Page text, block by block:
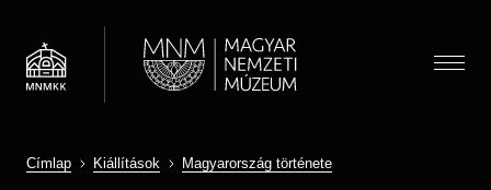
tartalomra
Menü
Látogatóknak
Címlap Kiállítások Magyarország története